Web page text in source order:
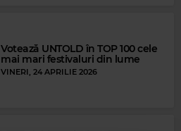
Votează UNTOLD în TOP 100 cele
mai mari festivaluri din lume
VINERI, 24 APRILIE 2026